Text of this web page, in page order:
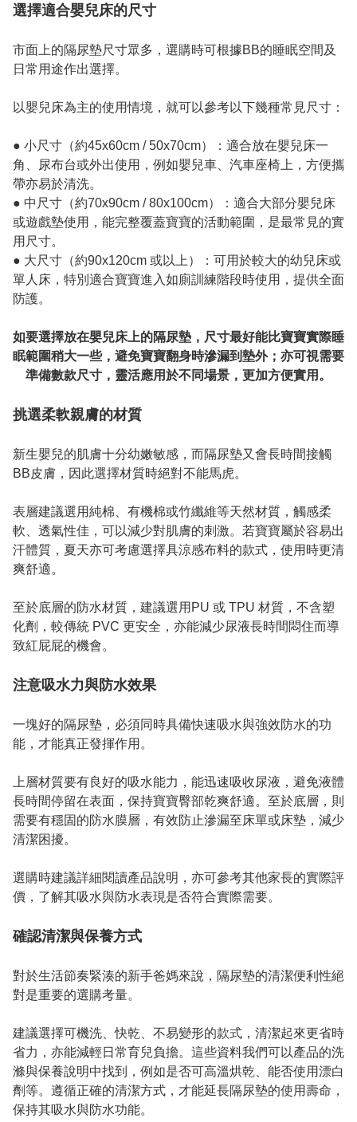
選擇適合嬰兒床的尺寸
市面上的隔尿墊尺寸眾多，選購時可根據BB的睡眠空間及
日常用途作出選擇。
以嬰兒床為主的使用情境，就可以參考以下幾種常見尺寸：
● 小尺寸（約45x60cm / 50x70cm）：適合放在嬰兒床一
角、尿布台或外出使用，例如嬰兒車、汽車座椅上，方便攜
帶亦易於清洗。
● 中尺寸（約70x90cm / 80x100cm）：適合大部分嬰兒床
或遊戲墊使用，能完整覆蓋寶寶的活動範圍，是最常見的實
用尺寸。
● 大尺寸（約90x120cm 或以上）：可用於較大的幼兒床或
單人床，特別適合寶寶進入如廁訓練階段時使用，提供全面
防護。
如要選擇放在嬰兒床上的隔尿墊，尺寸最好能比寶寶實際睡
眠範圍稍大一些，避免寶寶翻身時滲漏到墊外；亦可視需要
準備數款尺寸，靈活應用於不同場景，更加方便實用。
挑選柔軟親膚的材質
新生嬰兒的肌膚十分幼嫩敏感，而隔尿墊又會長時間接觸
BB皮膚，因此選擇材質時絕對不能馬虎。
表層建議選用純棉、有機棉或竹纖維等天然材質，觸感柔
軟、透氣性佳，可以減少對肌膚的刺激。若寶寶屬於容易出
汗體質，夏天亦可考慮選擇具涼感布料的款式，使用時更清
爽舒適。
至於底層的防水材質，建議選用PU 或 TPU 材質，不含塑
化劑，較傳統 PVC 更安全，亦能減少尿液長時間悶住而導
致紅屁屁的機會。
注意吸水力與防水效果
一塊好的隔尿墊，必須同時具備快速吸水與強效防水的功
能，才能真正發揮作用。
上層材質要有良好的吸水能力，能迅速吸收尿液，避免液體
長時間停留在表面，保持寶寶臀部乾爽舒適。至於底層，則
需要有穩固的防水膜層，有效防止滲漏至床單或床墊，減少
清潔困擾。
選購時建議詳細閱讀產品說明，亦可參考其他家長的實際評
價，了解其吸水與防水表現是否符合實際需要。
確認清潔與保養方式
對於生活節奏緊湊的新手爸媽來說，隔尿墊的清潔便利性絕
對是重要的選購考量。
建議選擇可機洗、快乾、不易變形的款式，清潔起來更省時
省力，亦能減輕日常育兒負擔。這些資料我們可以產品的洗
滌與保養說明中找到，例如是否可高溫烘乾、能否使用漂白
劑等。遵循正確的清潔方式，才能延長隔尿墊的使用壽命，
保持其吸水與防水功能。